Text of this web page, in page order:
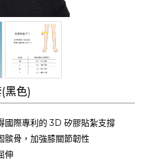
黑色)
國際專利的 3D 矽膠貼紮支撐
骨，加強膝關節韌性
伸